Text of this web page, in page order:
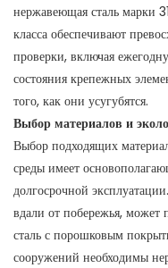
нержавеющая сталь марки
класса обеспечивают
проверки, включая
состояния крепежных
того, как они усугубятся.
Выбор материалов и
Выбор подходящих
среды имеет
долгосрочной
вдали от побережья, может
сталь с порошковым
сооружений необходимы